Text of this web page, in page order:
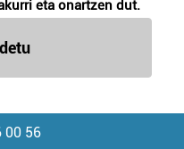
eta onartzen dut.
00 56